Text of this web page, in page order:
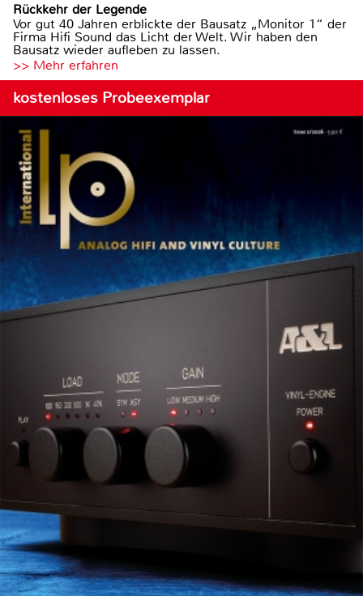
Rückkehr der Legende
Vor gut 40 Jahren erblickte der Bausatz „Monitor 1“ der
Firma Hifi Sound das Licht der Welt. Wir haben den
Bausatz wieder aufleben zu lassen.
>> Mehr erfahren
kostenloses Probeexemplar